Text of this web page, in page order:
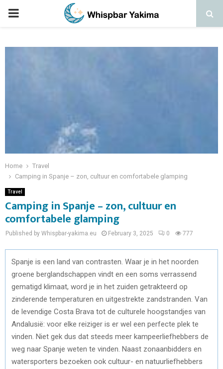
PRIMARY
Home
Travel
Camping in Spanje – zon, cultuur en comfortabele glamping
Travel
Camping in Spanje – zon, cultuur en
comfortabele glamping
Published by Whispbar-yakima.eu February 3, 2025 0 777
Spanje is een land van contrasten. Waar je in het noorden
groene berglandschappen vindt en een soms verrassend
gematigd klimaat, word je in het zuiden getrakteerd op
zinderende temperaturen en uitgestrekte zandstranden. Van
de levendige Costa Brava tot de culturele hoogstandjes van
Andalusië: voor elke reiziger is er wel een perfecte plek te
vinden. Niet gek dus dat steeds meer kampeerliefhebbers de
weg naar Spanje weten te vinden. Naast zonaanbidders en
watersporters bezoeken ook cultuur- en natuurliefhebbers